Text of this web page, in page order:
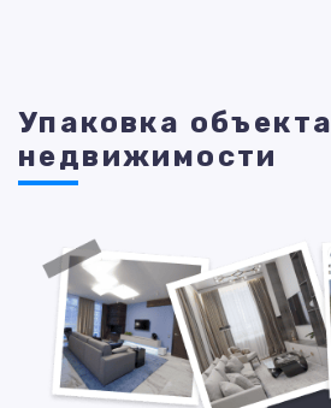
Упаковка объекта
недвижимости